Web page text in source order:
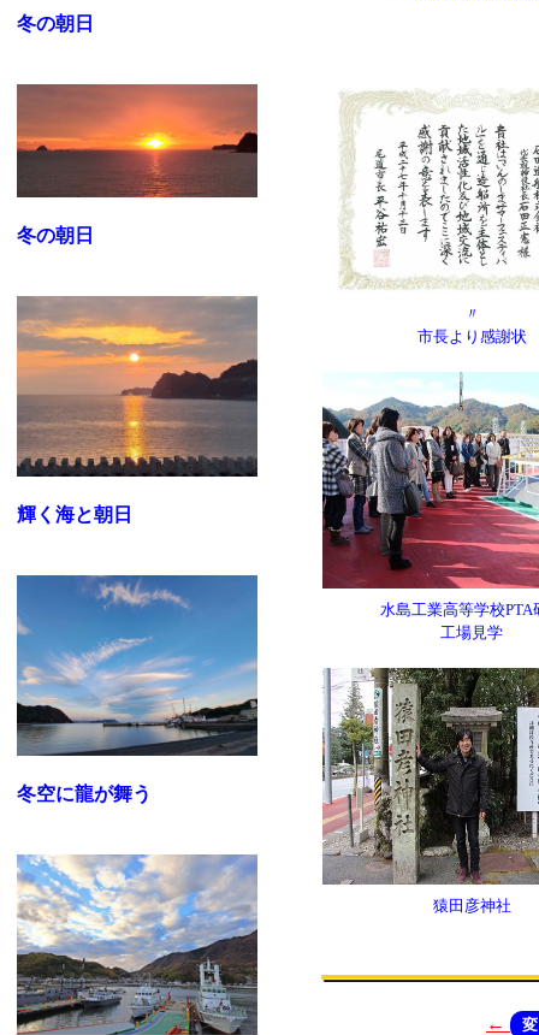
冬の朝日
冬の朝日
輝く海と朝日
冬空に龍が舞う
〃
市長より感謝状
水島工業高等学校PTA
工場見学
猿田彦神社
←